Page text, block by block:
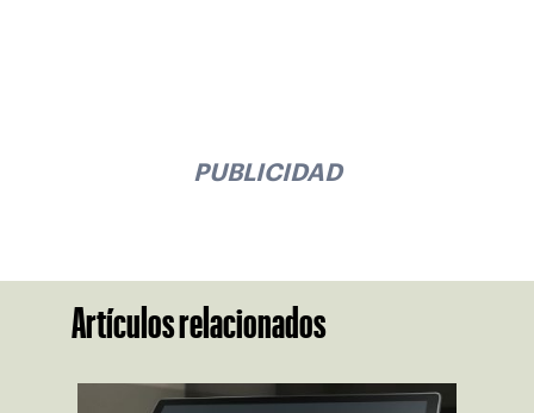
PUBLICIDAD
Artículos relacionados